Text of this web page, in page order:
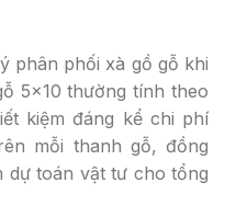
phân phối xà gồ gỗ khi
5×10 thường tính theo
kiệm đáng kể chi phí
mỗi thanh gỗ, đồng
dự toán vật tư cho tổng